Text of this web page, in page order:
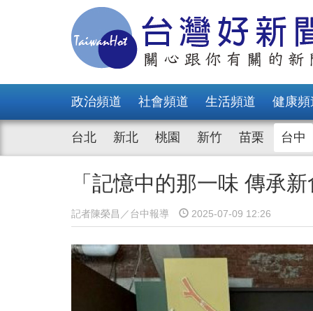
政治頻道 社會頻道 生活頻道 健康頻
台北 新北 桃園 新竹 苗栗 台中
「記憶中的那一味 傳承
記者陳榮昌／台中報導 2025-07-09 12:26